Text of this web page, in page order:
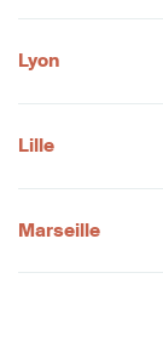
Lyon
Lille
Marseille